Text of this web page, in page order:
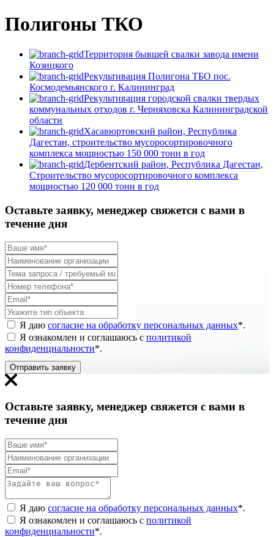
Полигоны ТКО
Территория бывшей свалки завода имени
Козицкого
Рекультивация Полигона ТБО пос.
Космодемьянского г. Калининград
Рекультивация городской свалки твердых
коммунальных отходов г. Черняховска Калининградской
области
Хасавюртовский район, Республика
Дагестан, строительство мусоросортировочного
комплекса мощностью 150 000 тонн в год
Дербентский район, Республика Дагестан,
Строительство мусоросортировочного комплекса
мощностью 120 000 тонн в год
Оставьте заявку, менеджер свяжется с вами в
течение дня
Я даю согласие на обработку персональных данных*.
Я ознакомлен и соглашаюсь с политикой
конфиденциальности*.
Отправить заявку
Оставьте заявку, менеджер свяжется с вами в
течение дня
Я даю согласие на обработку персональных данных*.
Я ознакомлен и соглашаюсь с политикой
конфиденциальности*.